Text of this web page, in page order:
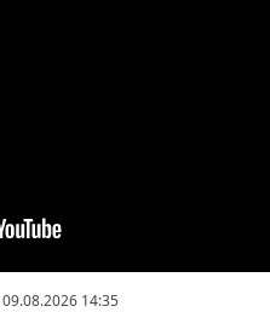
09.08.2026 14:35